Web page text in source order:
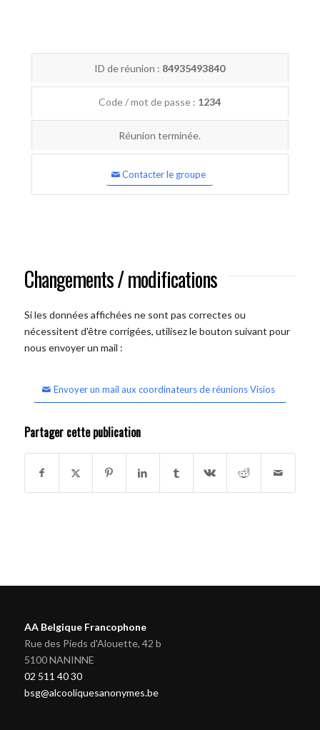
ID de réunion : 84935493840
Code / mot de passe : 1234
Réunion terminée.
Contacter le groupe
Changements / modifications
Si les données affichées ne sont pas correctes ou
nécessitent d'être corrigées, utilisez le bouton suivant pour
nous envoyer un mail :
Envoyer un mail aux coordinateurs de réunions Visios
Partager cette publication
AA Belgique Francophone
Rue des Pieds d'Alouette, 42 b
5100 NANINNE
02 511 40 30
bsg@alcooliquesanonymes.be